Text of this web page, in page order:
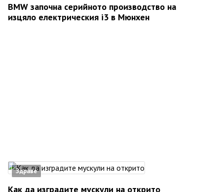
BMW започна серийното производство на
изцяло електрическия i3 в Мюнхен
Здраве
Как да изградите мускули на открито